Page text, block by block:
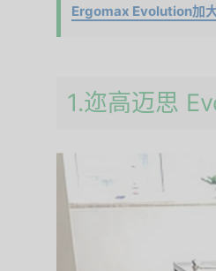
Ergomax Evolution加
1.迩高迈思